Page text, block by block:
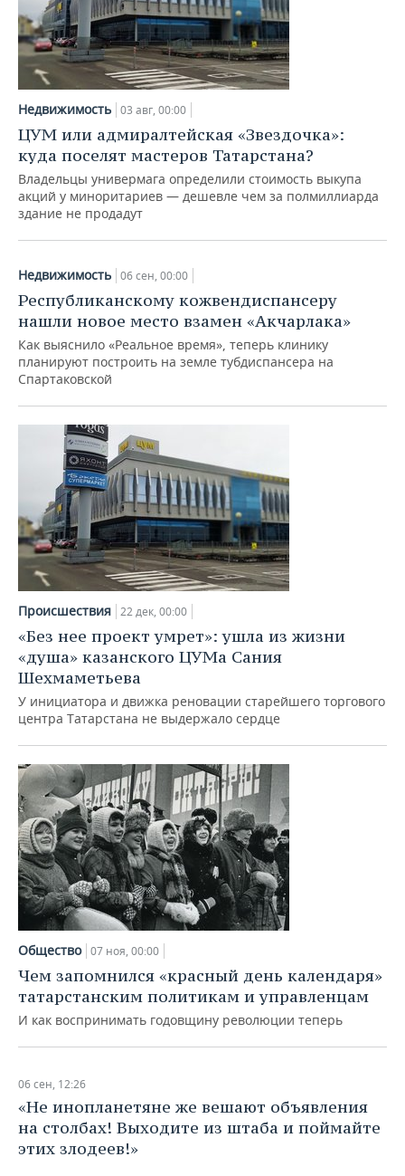
Недвижимость 03 авг, 00:00
ЦУМ или адмиралтейская «Звездочка»:
куда поселят мастеров Татарстана?
Владельцы универмага определили стоимость выкупа
акций у миноритариев — дешевле чем за полмиллиарда
здание не продадут
Недвижимость 06 сен, 00:00
Республиканскому кожвендиспансеру
нашли новое место взамен «Акчарлака»
Как выяснило «Реальное время», теперь клинику
планируют построить на земле тубдиспансера на
Спартаковской
Происшествия 22 дек, 00:00
«Без нее проект умрет»: ушла из жизни
«душа» казанского ЦУМа Сания
Шехмаметьева
У инициатора и движка реновации старейшего торгового
центра Татарстана не выдержало сердце
Общество 07 ноя, 00:00
Чем запомнился «красный день календаря»
татарстанским политикам и управленцам
И как воспринимать годовщину революции теперь
06 сен, 12:26
«Не инопланетяне же вешают объявления
на столбах! Выходите из штаба и поймайте
этих злодеев!»